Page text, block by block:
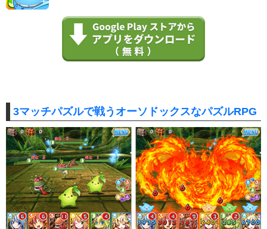
3マッチパズルで戦うオーソドックスなパズルRPG